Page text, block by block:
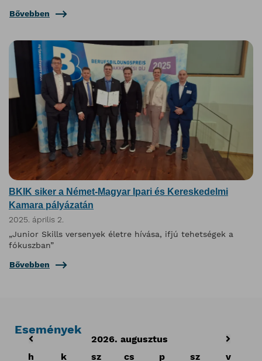
Bővebben
BKIK siker a Német-Magyar Ipari és Kereskedelmi
Kamara pályázatán
2025. április 2.
„Junior Skills versenyek életre hívása, ifjú tehetségek a
fókuszban”
Bővebben
Események
2026. augusztus
h
k sz cs p sz
v